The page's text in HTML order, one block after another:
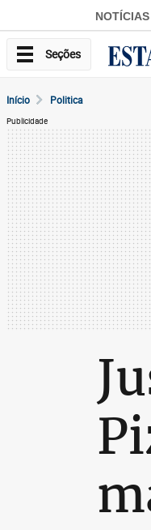
NOTÍCIAS
Seções
Início Politica
Publicidade